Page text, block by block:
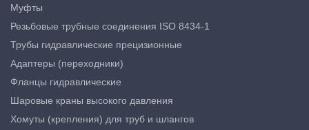
Муфты
Резьбовые трубные соединения ISO 8434-1
Трубы гидравлические прецизионные
Адаптеры (переходники)
Фланцы гидравлические
Шаровые краны высокого давления
Хомуты (крепления) для труб и шлангов